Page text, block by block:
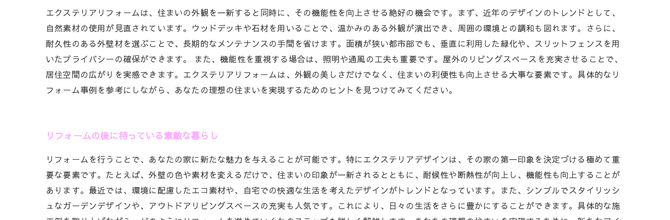
エクステリアリフォームは、住まいの外観を一新すると同時に、その機能性を向上させる絶好の機会です。まず、近年のデザインのトレンドとして、
自然素材の使用が見直されています。ウッドデッキや石材を用いることで、温かみのある外観が演出でき、周囲の環境との調和も図れます。さらに、
耐久性のある外壁材を選ぶことで、長期的なメンテナンスの手間を省けます。面積が狭い都市部でも、垂直に利用した緑化や、スリットフェンスを用
いたプライバシーの確保ができます。 また、機能性を重視する場合は、照明や通風の工夫も重要です。屋外のリビングスペースを充実させることで、
居住空間の広がりを実感できます。エクステリアリフォームは、外観の美しさだけでなく、住まいの利便性も向上させる大事な要素です。具体的なリ
フォーム事例を参考にしながら、あなたの理想の住まいを実現するためのヒントを見つけてみてください。
リフォームの後に待っている素敵な暮らし
リフォームを行うことで、あなたの家に新たな魅力を与えることが可能です。特にエクステリアデザインは、その家の第一印象を決定づける極めて重
要な要素です。たとえば、外壁の色や素材を変えるだけで、住まいの印象が一新されるとともに、耐候性や断熱性が向上し、機能性も向上することが
あります。最近では、環境に配慮したエコ素材や、自宅での快適な生活を考えたデザインがトレンドとなっています。また、シンプルでスタイリッシ
ュなガーデンデザインや、アウトドアリビングスペースの充実も人気です。これにより、日々の生活をさらに豊かにすることができます。具体的な施